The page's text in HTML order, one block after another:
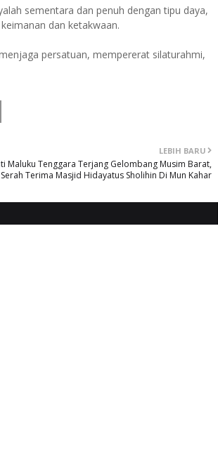
sementara dan penuh dengan tipu daya,
dan ketakwaan.
persatuan, mempererat silaturahmi,
LEBIH BARU
Maluku Tenggara Terjang Gelombang Musim Barat,
Serah Terima Masjid Hidayatus Sholihin Di Mun Kahar